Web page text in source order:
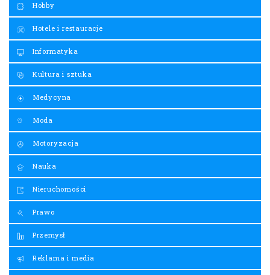
Hobby
Hotele i restauracje
Informatyka
Kultura i sztuka
Medycyna
Moda
Motoryzacja
Nauka
Nieruchomości
Prawo
Przemysł
Reklama i media